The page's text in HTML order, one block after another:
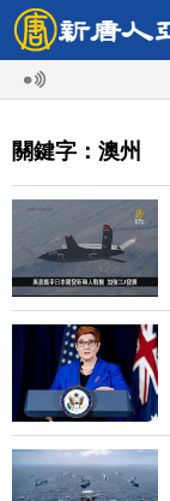
關鍵字：澳州